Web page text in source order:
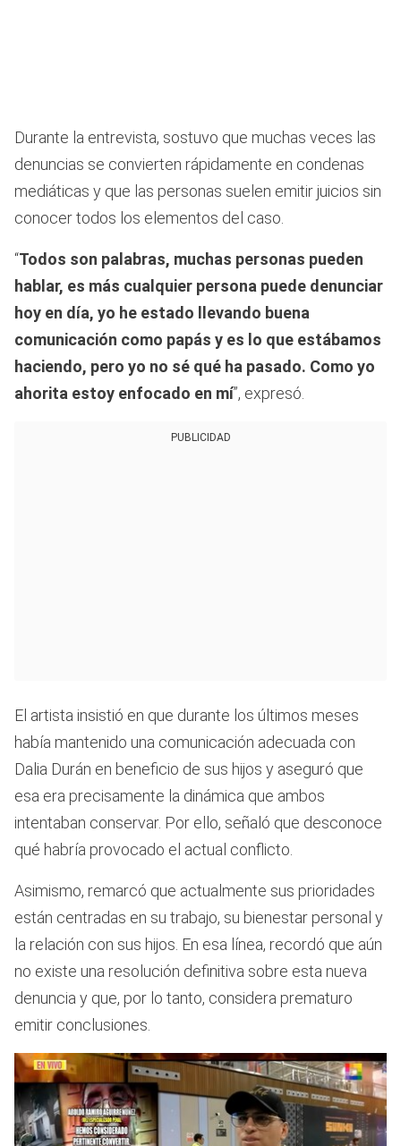
Durante la entrevista, sostuvo que muchas veces las
denuncias se convierten rápidamente en condenas
mediáticas y que las personas suelen emitir juicios sin
conocer todos los elementos del caso.
“Todos son palabras, muchas personas pueden
hablar, es más cualquier persona puede denunciar
hoy en día, yo he estado llevando buena
comunicación como papás y es lo que estábamos
haciendo, pero yo no sé qué ha pasado. Como yo
ahorita estoy enfocado en mí”, expresó.
PUBLICIDAD
El artista insistió en que durante los últimos meses
había mantenido una comunicación adecuada con
Dalia Durán en beneficio de sus hijos y aseguró que
esa era precisamente la dinámica que ambos
intentaban conservar. Por ello, señaló que desconoce
qué habría provocado el actual conflicto.
Asimismo, remarcó que actualmente sus prioridades
están centradas en su trabajo, su bienestar personal y
la relación con sus hijos. En esa línea, recordó que aún
no existe una resolución definitiva sobre esta nueva
denuncia y que, por lo tanto, considera prematuro
emitir conclusiones.